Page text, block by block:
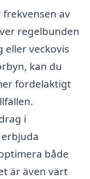
frekvensen av
regelbunden
eller veckovis
kan du
fördelaktigt
i
både
är även värt